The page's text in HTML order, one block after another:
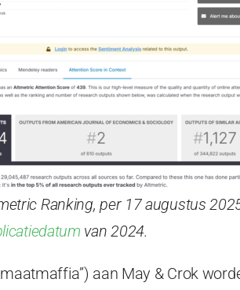
Ranking, per 17 augustus
van 2024.
aan May & Crok